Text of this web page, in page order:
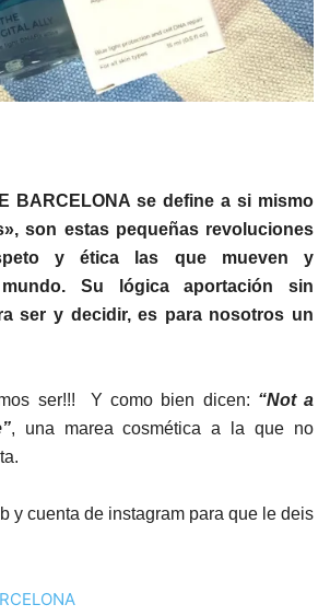
BARCELONA se define a si mismo
son estas pequeñas revoluciones
y ética las que mueven y
Su lógica aportación sin
ser y decidir, es para nosotros un
ser!!! Y como bien dicen: “Not a
, una marea cosmética a la que no
y cuenta de instagram para que le deis